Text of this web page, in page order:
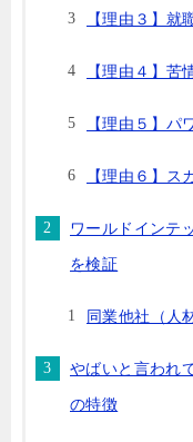
【理由３】就
【理由４】苦
【理由５】パ
【理由６】ス
ワールドインテ
を検証
同業他社（人
やばいと言われ
の特徴